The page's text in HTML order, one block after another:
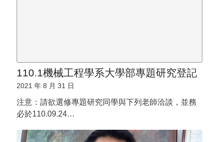
110.1機械工程學系大學部專題研究登記
2021 年 8 月 31 日
注意：請欲選修專題研究同學與下列老師洽談，並務
必於110.09.24…